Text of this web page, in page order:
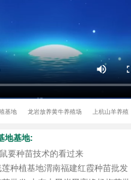
基地 龙岩放养黄牛养殖场 上杭山羊养殖
地基地:
要种苗技术的看过来
种植基地渭南福建红霞种苗批发